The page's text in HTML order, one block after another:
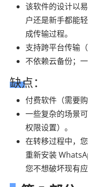
该软件的设计以
户还是新手都能
成传输过程。
支持跨平台传输
不依赖云备份；
缺点：
付费软件（需要购
一些复杂的场景
权限设置）。
在转移过程中，
重新安装
您不想破坏现有